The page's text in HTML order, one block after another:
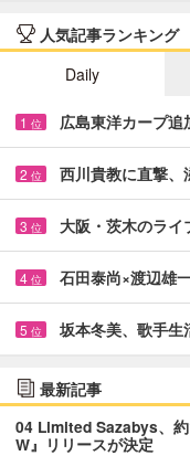
人気記事ランキング
Daily
1 位 広島東洋カープ
2 位 西川貴教に直撃
3 位 大阪・茨木のラ
4 位 石田泰尚×渡辺
5 位 坂本冬美、歌手
最新記事
04 Limited Sazabys、
W』リリースが決定